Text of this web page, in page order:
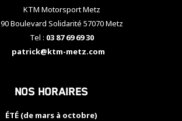
KTM Motorsport Metz
90 Boulevard Solidarité 57070 Metz
Tel : 03 87 69 69 30
patrick@ktm-metz.com
Nos horaires
ÉTÉ (de mars à octobre)